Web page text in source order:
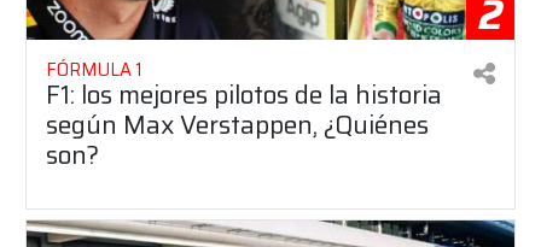
2
FÓRMULA 1
F1: los mejores pilotos de la historia
según Max Verstappen, ¿Quiénes
son?